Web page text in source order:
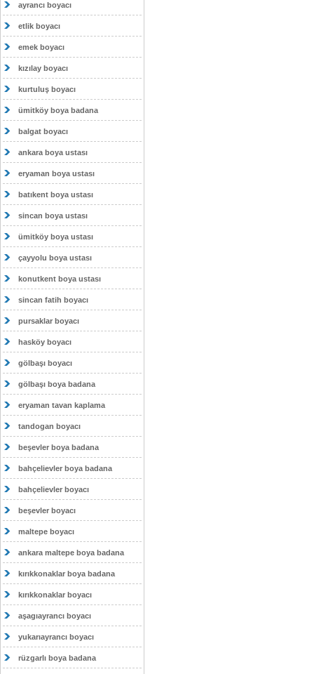
ayrancı boyacı
etlik boyacı
emek boyacı
kızılay boyacı
kurtuluş boyacı
ümitköy boya badana
balgat boyacı
ankara boya ustası
eryaman boya ustası
batıkent boya ustası
sincan boya ustası
ümitköy boya ustası
çayyolu boya ustası
konutkent boya ustası
sincan fatih boyacı
pursaklar boyacı
hasköy boyacı
gölbaşı boyacı
gölbaşı boya badana
eryaman tavan kaplama
tandogan boyacı
beşevler boya badana
bahçelievler boya badana
bahçelievler boyacı
beşevler boyacı
maltepe boyacı
ankara maltepe boya badana
kırıkkonaklar boya badana
kırıkkonaklar boyacı
aşagıayrancı boyacı
yukarıayrancı boyacı
rüzgarlı boya badana